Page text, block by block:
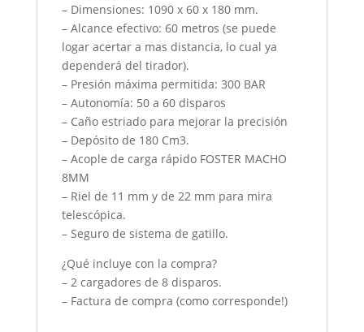
– Dimensiones: 1090 x 60 x 180 mm.
– Alcance efectivo: 60 metros (se puede
logar acertar a mas distancia, lo cual ya
dependerá del tirador).
– Presión máxima permitida: 300 BAR
– Autonomía: 50 a 60 disparos
– Caño estriado para mejorar la precisión
– Depósito de 180 Cm3.
– Acople de carga rápido FOSTER MACHO
8MM
– Riel de 11 mm y de 22 mm para mira
telescópica.
– Seguro de sistema de gatillo.
¿Qué incluye con la compra?
– 2 cargadores de 8 disparos.
– Factura de compra (como corresponde!)